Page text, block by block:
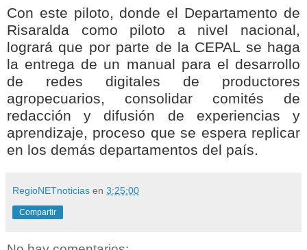
Con este piloto, donde el Departamento de
Risaralda como piloto a nivel nacional,
logrará que por parte de la CEPAL se haga
la entrega de un manual para el desarrollo
de redes digitales de productores
agropecuarios, consolidar comités de
redacción y difusión de experiencias y
aprendizaje, proceso que se espera replicar
en los demás departamentos del país.
RegioNETnoticias en 3:25:00
Compartir